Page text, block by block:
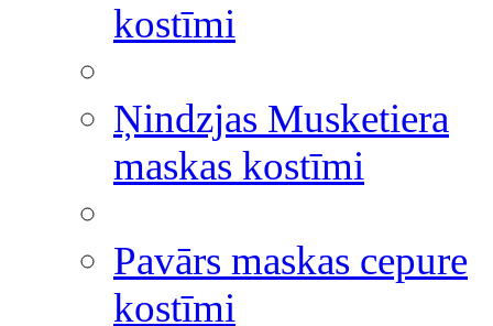
kostīmi
Ņindzjas Musketiera
maskas kostīmi
Pavārs maskas cepure
kostīmi